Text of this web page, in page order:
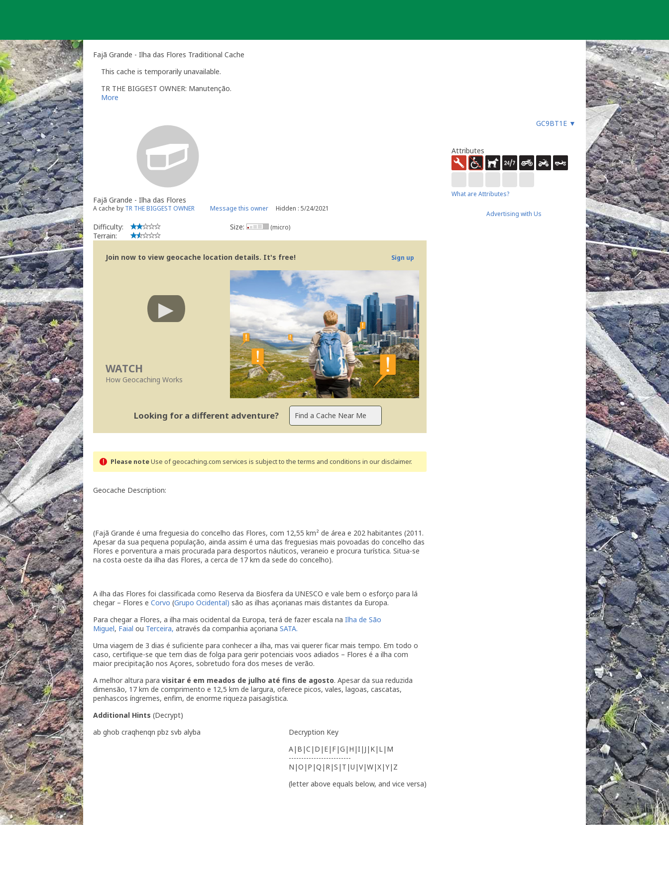
Fajã Grande - Ilha das Flores Traditional Cache
This cache is temporarily unavailable.
TR THE BIGGEST OWNER: Manutenção.
More
GC9BT1E ▼
Fajã Grande - Ilha das Flores
A cache by TR THE BIGGEST OWNER Message this owner Hidden : 5/24/2021
Difficulty:
Terrain:
Size: (micro)
Join now to view geocache location details. It's free! Sign up
WATCH
How Geocaching Works
Looking for a different adventure?
Please noteUse of geocaching.com services is subject to the terms and conditions in our disclaimer.
Geocache Description:
(Fajã Grande é uma freguesia do concelho das Flores, com 12,55 km² de área e 202 habitantes (2011.
Apesar da sua pequena população, ainda assim é uma das freguesias mais povoadas do concelho das
Flores e porventura a mais procurada para desportos náuticos, veraneio e procura turística. Situa-se
na costa oeste da ilha das Flores, a cerca de 17 km da sede do concelho).
A ilha das Flores foi classificada como Reserva da Biosfera da UNESCO e vale bem o esforço para lá
chegar – Flores e Corvo (Grupo Ocidental) são as ilhas açorianas mais distantes da Europa.
Para chegar a Flores, a ilha mais ocidental da Europa, terá de fazer escala na Ilha de São
Miguel, Faial ou Terceira, através da companhia açoriana SATA.
Uma viagem de 3 dias é suficiente para conhecer a ilha, mas vai querer ficar mais tempo. Em todo o
caso, certifique-se que tem dias de folga para gerir potenciais voos adiados – Flores é a ilha com
maior precipitação nos Açores, sobretudo fora dos meses de verão.
A melhor altura para visitar é em meados de julho até fins de agosto. Apesar da sua reduzida
dimensão, 17 km de comprimento e 12,5 km de largura, oferece picos, vales, lagoas, cascatas,
penhascos íngremes, enfim, de enorme riqueza paisagística.
Additional Hints (Decrypt)
ab ghob craqhenqn pbz svb alyba
Decryption Key
A|B|C|D|E|F|G|H|I|J|K|L|M
-------------------------
N|O|P|Q|R|S|T|U|V|W|X|Y|Z
(letter above equals below, and vice versa)
Attributes
What are Attributes?
Advertising with Us